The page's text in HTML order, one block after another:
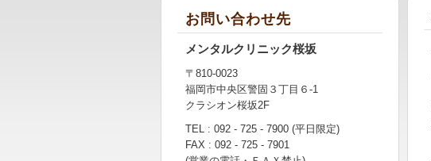
お問い合わせ先
メンタルクリニック桜坂
〒810-0023
福岡市中央区警固３丁目６-1
クラシオン桜坂2F
TEL : 092 - 725 - 7900 (平日限定)
FAX : 092 - 725 - 7901